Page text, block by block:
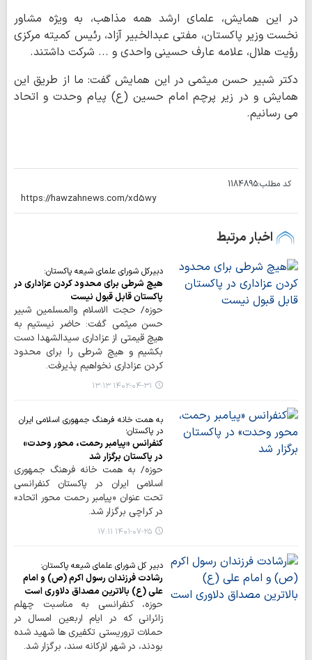
در این همایش، علمای ارشد همه مذاهب، به ویژه مشاور
نخست وزیر پاکستان، مفتی عبدالخبیر آزاد، رئیس کمیته مرکزی
رؤیت هلال، علامه عارف حسینی واحدی و ... شرکت داشتند.
دکتر شبیر حسن میثمی در این همایش گفت: ما از طریق این
همایش و در زیر پرچم امام حسین (ع) پیام وحدت و اتحاد
می رسانیم.
کد مطلب:1184895
اخبار مرتبط
دبیرکل شورای علمای شیعه پاکستان:
هیچ شرطی برای محدود کردن عزاداری در
پاکستان قابل قبول نیست
حوزه/ حجت الاسلام والمسلمین شبیر
حسن میثمی گفت: حاضر نیستیم به
هیچ قیمتی از عزاداری سیدالشهدا دست
بکشیم و هیچ شرطی را برای محدود
کردن عزاداری نخواهیم پذیرفت.
۱۴۰۲-۰۴-۳۱ ۱۳:۱۳
به همت خانه فرهنگ جمهوری اسلامی ایران
در پاکستان؛
کنفرانس «پیامبر رحمت، محور وحدت»
در پاکستان برگزار شد
حوزه/ به همت خانه فرهنگ جمهوری
اسلامی ایران در پاکستان کنفرانسی
تحت عنوان «پیامبر رحمت محور اتحاد»
در کراچی برگزار شد.
۱۴۰۱-۰۷-۲۵ ۱۷:۱۱
دبیر کل شورای علمای شیعه پاکستان:
رشادت فرزندان رسول اکرم (ص) و امام
علی (ع) بالاترین مصداق دلاوری است
حوزه، کنفرانسی به مناسبت چهلم
زائرانی که در ایام اربعین امسال در
حملات تروریستی تکفیری ها شهید شده
بودند، در شهر لارکانه سند، برگزار شد.